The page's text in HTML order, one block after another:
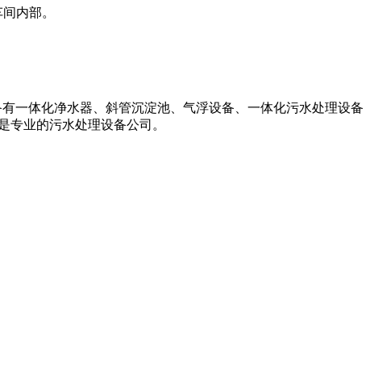
内部。
一体化净水器、斜管沉淀池、气浮设备、一体化污水处理设备
专业的污水处理设备公司。